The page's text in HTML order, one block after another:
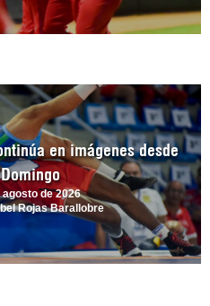
en imágenes desde
de 2026
Rojas Barallobre